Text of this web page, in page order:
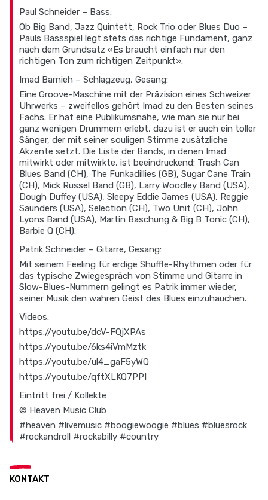
Paul Schneider – Bass:
Ob Big Band, Jazz Quintett, Rock Trio oder Blues Duo –
Pauls Bassspiel legt stets das richtige Fundament, ganz
nach dem Grundsatz «Es braucht einfach nur den
richtigen Ton zum richtigen Zeitpunkt».
Imad Barnieh – Schlagzeug, Gesang:
Eine Groove-Maschine mit der Präzision eines Schweizer
Uhrwerks – zweifellos gehört Imad zu den Besten seines
Fachs. Er hat eine Publikumsnähe, wie man sie nur bei
ganz wenigen Drummern erlebt, dazu ist er auch ein toller
Sänger, der mit seiner souligen Stimme zusätzliche
Akzente setzt. Die Liste der Bands, in denen Imad
mitwirkt oder mitwirkte, ist beeindruckend: Trash Can
Blues Band (CH), The Funkadillies (GB), Sugar Cane Train
(CH), Mick Russel Band (GB), Larry Woodley Band (USA),
Dough Duffey (USA), Sleepy Eddie James (USA), Reggie
Saunders (USA), Selection (CH), Two Unit (CH), John
Lyons Band (USA), Martin Baschung & Big B Tonic (CH),
Barbie Q (CH).
Patrik Schneider – Gitarre, Gesang:
Mit seinem Feeling für erdige Shuffle-Rhythmen oder für
das typische Zwiegespräch von Stimme und Gitarre in
Slow-Blues-Nummern gelingt es Patrik immer wieder,
seiner Musik den wahren Geist des Blues einzuhauchen.
Videos:
https://youtu.be/dcV-FQjXPAs
https://youtu.be/6ks4iVmMztk
https://youtu.be/ul4_gaF5yWQ
https://youtu.be/qftXLKQ7PPI
Eintritt frei / Kollekte
© Heaven Music Club
#heaven #livemusic #boogiewoogie #blues #bluesrock
#rockandroll #rockabilly #country
KONTAKT